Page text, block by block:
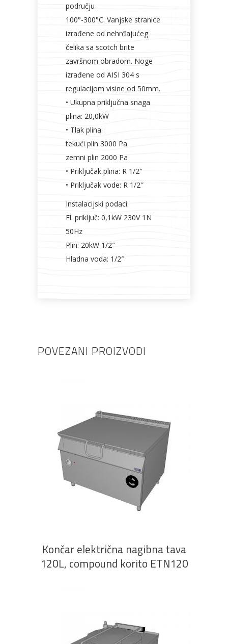
području
100°-300°C. Vanjske stranice
izrađene od nehrđajućeg
čelika sa scotch brite
završnom obradom. Noge
izrađene od AISI 304 s
regulacijom visine od 50mm.
• Ukupna priključna snaga
plina: 20,0kW
• Tlak plina:
tekući plin 3000 Pa
zemni plin 2000 Pa
• Priključak plina: R 1/2″
• Priključak vode: R 1/2″
Instalacijski podaci:
El. priključ: 0,1kW 230V 1N
50Hz
Plin: 20kW 1/2″
Hladna voda: 1/2″
POVEZANI PROIZVODI
PROČITAJ VIŠE
Končar električna nagibna tava
120L, compound korito ETN120